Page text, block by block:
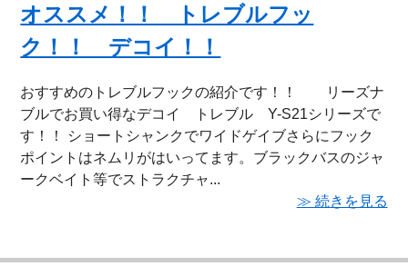
オススメ！！ トレブルフッ
ク！！ デコイ！！
おすすめのトレブルフックの紹介です！！ リーズナ
ブルでお買い得なデコイ トレブル Y-S21シリーズで
す！！ ショートシャンクでワイドゲイブさらにフック
ポイントはネムリがはいってます。ブラックバスのジャ
ークベイト等でストラクチャ...
≫ 続きを見る